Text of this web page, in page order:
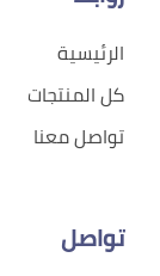
الرئيسية
كل المنتجات
تواصل معنا
تواصل